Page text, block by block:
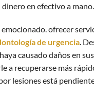
en efectivo a mano.
emocionado.ofrecer
de urgencia.
causado daños en
a recuperarse más
lesiones está